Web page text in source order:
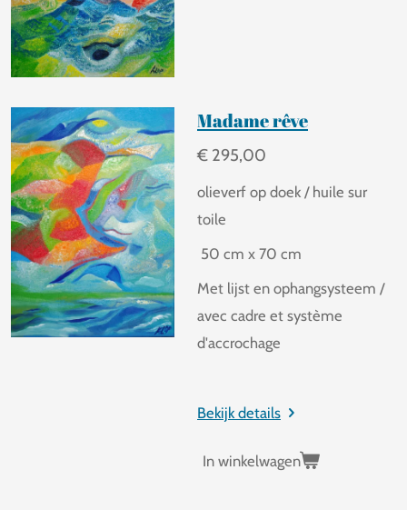
Madame rêve
€ 295,00
olieverf op doek / huile sur
toile
50 cm x 70 cm
Met lijst en ophangsysteem /
avec cadre et système
d'accrochage
Bekijk details
In winkelwagen